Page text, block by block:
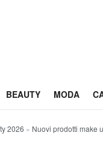
BEAUTY MODA
2026 » Nuovi prodotti make